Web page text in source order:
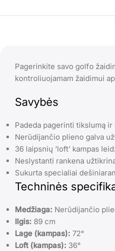
Pagerinkite savo golfo
kontroliuojamam žaidimui
Savybės
Padeda pagerinti tikslumą
Nerūdijančio plieno galva
36 laipsnių ‘loft’ kampas
Neslystanti rankena
Sukurta specialiai
Techninės
Medžiaga: Nerūdijančio
Ilgis: 89 cm
Lage (kampas): 72°
Loft (kampas): 36°